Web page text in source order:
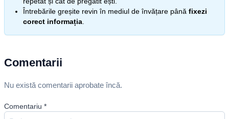
Întrebările greșite revin în mediul de învățare până fixezi
corect informația
Comentarii
Nu există comentarii aprobate încă.
Comentariu *